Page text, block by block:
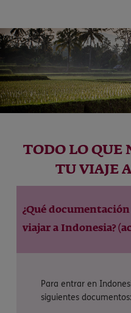
TODO LO QUE
TU VIAJE
¿Qué
viajar a Indonesia?
Para entrar en
siguientes documentos: